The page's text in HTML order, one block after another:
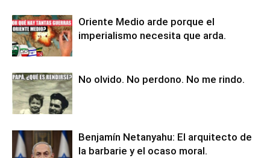
Oriente Medio arde porque el
imperialismo necesita que arda.
No olvido. No perdono. No me rindo.
Benjamín Netanyahu: El arquitecto de
la barbarie y el ocaso moral.